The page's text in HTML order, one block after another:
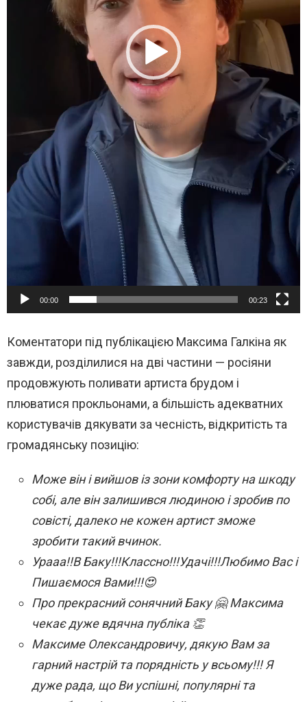
00:00 00:23
Коментатори під публікацією Максима Галкіна як
завжди, розділилися на дві частини — росіяни
продовжують поливати артиста брудом і
плюватися прокльонами, а більшість адекватних
користувачів дякувати за чесність, відкритість та
громадянську позицію:
Може він і вийшов із зони комфорту на шкоду
собі, але він залишився людиною і зробив по
совісті, далеко не кожен артист зможе
зробити такий вчинок.
Урааа!!В Баку!!!Классно!!!Удачі!!!Любимо Вас і
Пишаємося Вами!!!😍
Про прекрасний сонячний Баку 🤗 Максима
чекає дуже вдячна публіка 👏
Максиме Олександровичу, дякую Вам за
гарний настрій та порядність у всьому!!! Я
дуже рада, що Ви успішні, популярні та